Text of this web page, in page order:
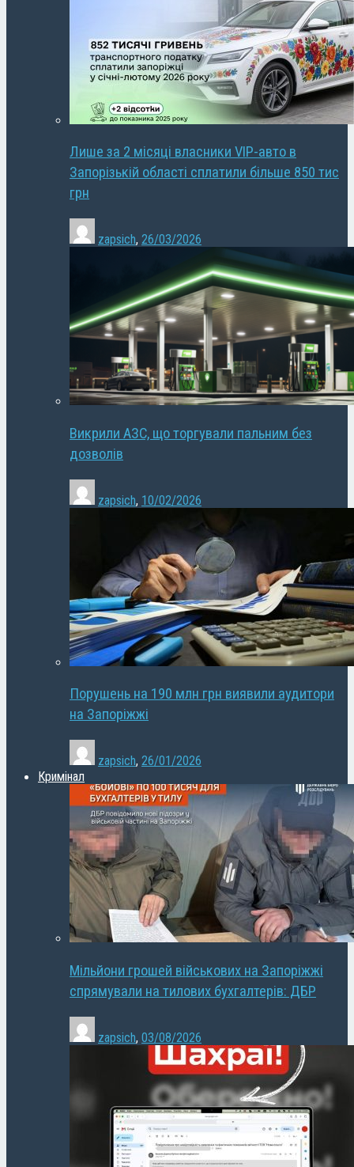
Лише за 2 місяці власники VIP-авто в
Запорізькій області сплатили більше 850 тис
грн
zapsich, 26/03/2026
Викрили АЗС, що торгували пальним без
дозволів
zapsich, 10/02/2026
Порушень на 190 млн грн виявили аудитори
на Запоріжжі
zapsich, 26/01/2026
Кримінал
Мільйони грошей військових на Запоріжжі
спрямували на тилових бухгалтерів: ДБР
zapsich, 03/08/2026